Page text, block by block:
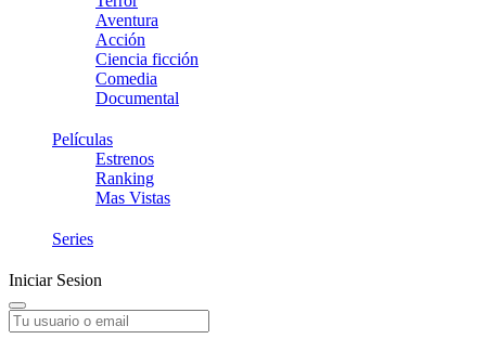
Aventura
Acción
Ciencia ficción
Comedia
Documental
Películas
Estrenos
Ranking
Mas Vistas
Series
Iniciar Sesion